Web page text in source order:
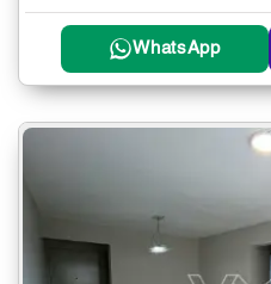
WhatsApp